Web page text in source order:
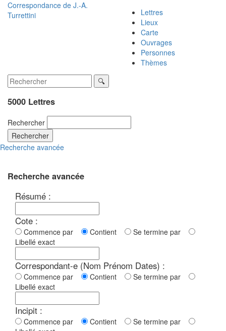
Correspondance de J.-A.
Turrettini
Lettres
Lieux
Carte
Ouvrages
Personnes
Thèmes
5000 Lettres
Rechercher
Rechercher
Recherche avancée
Recherche avancée
Résumé :
Cote :
Commence par Contient
Se termine par
Libellé exact
Correspondant-e (Nom Prénom Dates) :
Commence par Contient
Se termine par
Libellé exact
Incipit :
Commence par Contient
Se termine par